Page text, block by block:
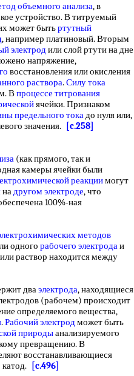
объемного анализа, в
устройство. В титруемый
может бытьртутный
, например платиновый. Вторым
электродили слой ртути на дне
напряжение,
восстановления или окисления
раствора.Силу тока
Впроцессе титрования
ячейки. Признаком
предельного токадо нуля или,
значения. [c.258]
(как прямого, так и
камеры ячейки были
реакциимогут
надругом электроде, что
100%-ная
методов
одного рабочего электродаи
раствор находится между
дваэлектрода, находящиеся
(рабочем) происходит
определяемого вещества,
.Рабочий электродможет быть
природыанализируемого
превращению. В
восстанавливающиеся
[c.496]